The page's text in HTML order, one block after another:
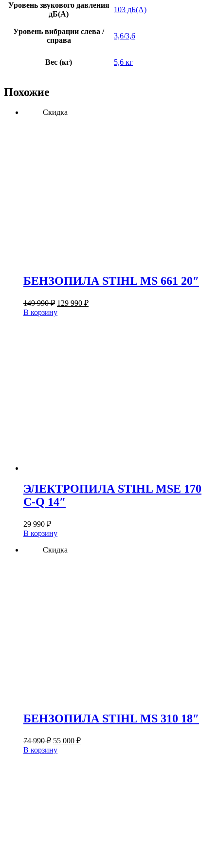
Уровень звукового давления
дБ(А)
103 дБ(А)
Уровень вибрации слева /
справа
3,6/3,6
Вес (кг) 5,6 кг
Похожие
Скидка
БЕНЗОПИЛА STIHL MS 661 20″
149 990₽ Первоначальная
цена
составляла
129 990 ₽Текущая
В корзину
ЭЛЕКТРОПИЛА STIHL MSE 170
C-Q 14″
29 990 ₽
В корзину
Скидка
БЕНЗОПИЛА STIHL MS 310 18″
74 990₽ Первоначальная
цена
составляла
55 000 ₽Текущая
В корзину